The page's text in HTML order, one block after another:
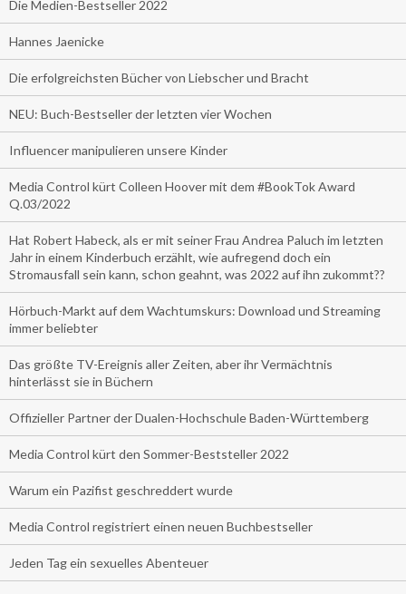
Die Medien-Bestseller 2022
Hannes Jaenicke
Die erfolgreichsten Bücher von Liebscher und Bracht
NEU: Buch-Bestseller der letzten vier Wochen
Influencer manipulieren unsere Kinder
Media Control kürt Colleen Hoover mit dem #BookTok Award
Q.03/2022
Hat Robert Habeck, als er mit seiner Frau Andrea Paluch im letzten
Jahr in einem Kinderbuch erzählt, wie aufregend doch ein
Stromausfall sein kann, schon geahnt, was 2022 auf ihn zukommt??
Hörbuch-Markt auf dem Wachtumskurs: Download und Streaming
immer beliebter
Das größte TV-Ereignis aller Zeiten, aber ihr Vermächtnis
hinterlässt sie in Büchern
Offizieller Partner der Dualen-Hochschule Baden-Württemberg
Media Control kürt den Sommer-Beststeller 2022
Warum ein Pazifist geschreddert wurde
Media Control registriert einen neuen Buchbestseller
Jeden Tag ein sexuelles Abenteuer